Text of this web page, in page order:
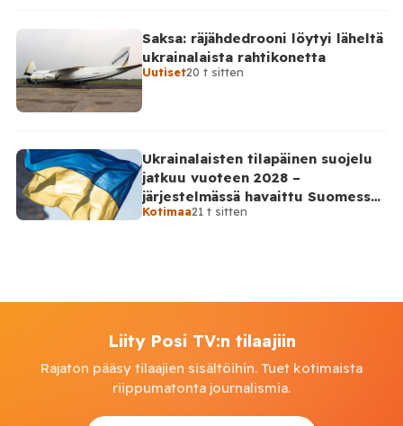
Saksa: räjähdedrooni löytyi läheltä
ukrainalaista rahtikonetta
Uutiset20 t sitten
Ukrainalaisten tilapäinen suojelu
jatkuu vuoteen 2028 –
järjestelmässä havaittu Suomessa
satoja väärinkäytösyrityksiä
Kotimaa21 t sitten
Liity Posi TV:n tilaajiin
Rajaton pääsy tilaajien sisältöihin. Tuet kotimaista
riippumatonta journalismia.